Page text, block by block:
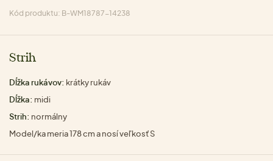
Kód produktu: B-WM18787-14238
Strih
Dĺžka rukávov: krátky rukáv
Dĺžka: midi
Strih: normálny
Model/ka meria 178 cm a nosí veľkosť S